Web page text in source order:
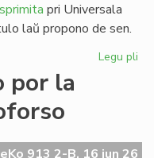
pri Universala
laŭ propono de sen.
Legu pli
por la
913 2-B, 16 jun 26